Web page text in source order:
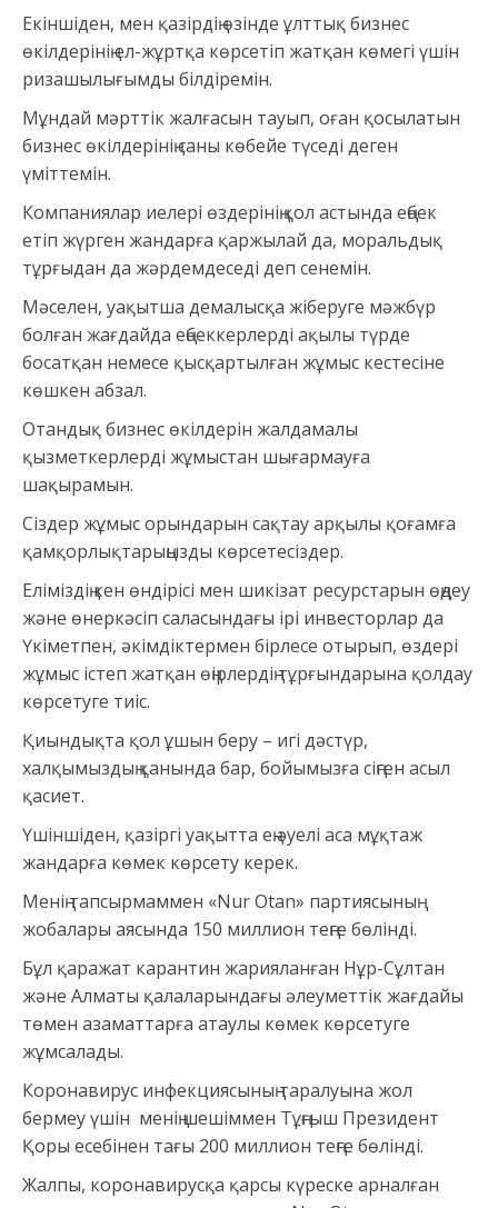
Екіншіден, мен қазірдің өзінде ұлттық бизнес
өкілдерінің ел-жұртқа көрсетіп жатқан көмегі үшін
ризашылығымды білдіремін.
Мұндай мәрттік жалғасын тауып, оған қосылатын
бизнес өкілдерінің саны көбейе түседі деген
үміттемін.
Компаниялар иелері өздерінің қол астында еңбек
етіп жүрген жандарға қаржылай да, моральдық
тұрғыдан да жәрдемдеседі деп сенемін.
Мәселен, уақытша демалысқа жіберуге мәжбүр
болған жағдайда еңбеккерлерді ақылы түрде
босатқан немесе қысқартылған жұмыс кестесіне
көшкен абзал.
Отандық бизнес өкілдерін жалдамалы
қызметкерлерді жұмыстан шығармауға
шақырамын.
Сіздер жұмыс орындарын сақтау арқылы қоғамға
қамқорлықтарыңызды көрсетесіздер.
Еліміздің кен өндірісі мен шикізат ресурстарын өңдеу
және өнеркәсіп саласындағы ірі инвесторлар да
Үкіметпен, әкімдіктермен бірлесе отырып, өздері
жұмыс істеп жатқан өңірлердің тұрғындарына қолдау
көрсетуге тиіс.
Қиындықта қол ұшын беру – игі дәстүр,
халқымыздың қанында бар, бойымызға сіңген асыл
қасиет.
Үшіншіден, қазіргі уақытта ең әуелі аса мұқтаж
жандарға көмек көрсету керек.
Менің тапсырмаммен «Nur Otan» партиясының
жобалары аясында 150 миллион теңге бөлінді.
Бұл қаражат карантин жарияланған Нұр-Сұлтан
және Алматы қалаларындағы әлеуметтік жағдайы
төмен азаматтарға атаулы көмек көрсетуге
жұмсалады.
Коронавирус инфекциясының таралуына жол
бермеу үшін менің шешіммен Тұңғыш Президент
Қоры есебінен тағы 200 миллион теңге бөлінді.
Жалпы, коронавирусқа қарсы күреске арналған